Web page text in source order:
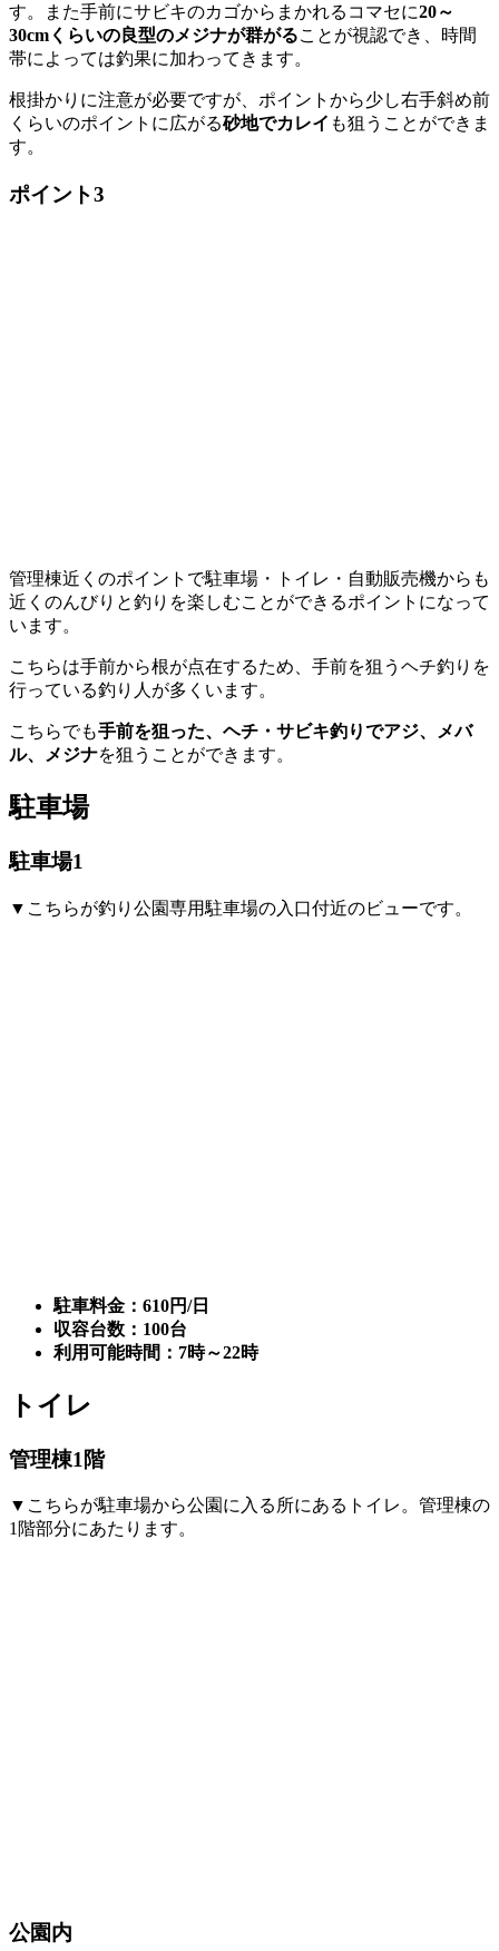
す。また手前にサビキのカゴからまかれるコマセに20～
30cmくらいの良型のメジナが群がることが視認でき、時間
帯によっては釣果に加わってきます。
根掛かりに注意が必要ですが、ポイントから少し右手斜め前
くらいのポイントに広がる砂地でカレイ も狙うことができま
す。
ポイント3
管理棟近くのポイントで駐車場・トイレ・自動販売機からも
近くのんびりと釣りを楽しむことができるポイントになって
います。
こちらは手前から根が点在するため、手前を狙うヘチ釣りを
行っている釣り人が多くいます。
こちらでも手前を狙った、ヘチ・サビキ釣りでアジ、メバ
ル、メジナを狙うことができます。
駐車場
駐車場1
▼こちらが釣り公園専用駐車場の入口付近のビューです。
駐車料金：610円/日
収容台数：100台
利用可能時間：7時～22時
トイレ
管理棟1階
▼こちらが駐車場から公園に入る所にあるトイレ。管理棟の
1階部分にあたります。
公園内